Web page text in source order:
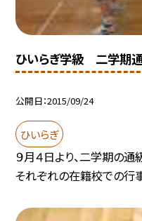
ひいらぎ学級 二学期
公開日 2015/09/24
ひいらぎ
９月４日より、二学期の
それぞれの在籍校での行